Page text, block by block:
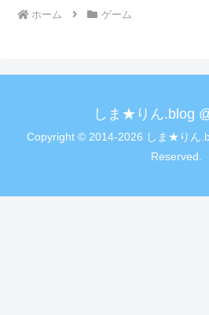
ホーム ゲーム
しま★りん.blog
Copyright © 2014-2026 しま★りん
Reserved.